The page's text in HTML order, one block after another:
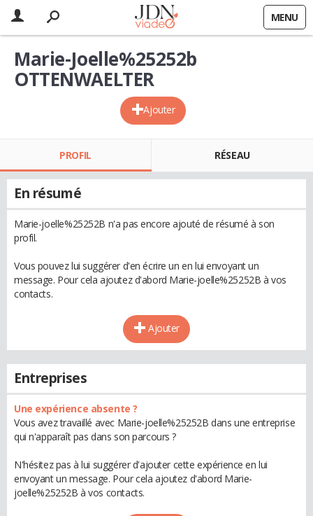
MENU
Ajouter
Marie-Joelle%25252b
OTTENWAELTER
PROFIL RÉSEAU
En résumé
Marie-joelle%25252B n'a pas encore ajouté de résumé à son
profil.
Vous pouvez lui suggérer d'en écrire un en lui envoyant un
message. Pour cela ajoutez d'abord Marie-joelle%25252B à vos
contacts.
Ajouter
Entreprises
Une expérience absente ?
Vous avez travaillé avec Marie-joelle%25252B dans une entreprise
qui n'apparaît pas dans son parcours ?
N'hésitez pas à lui suggérer d'ajouter cette expérience en lui
envoyant un message. Pour cela ajoutez d'abord Marie-
joelle%25252B à vos contacts.